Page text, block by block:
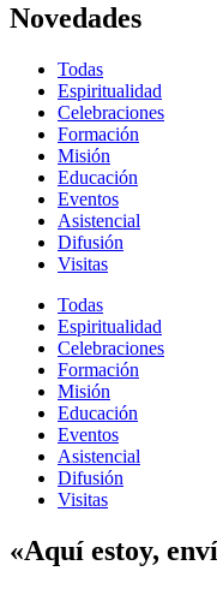
Novedades
Todas
Espiritualidad
Celebraciones
Formación
Misión
Educación
Eventos
Asistencial
Difusión
Visitas
Todas
Espiritualidad
Celebraciones
Formación
Misión
Educación
Eventos
Asistencial
Difusión
Visitas
«Aquí estoy,